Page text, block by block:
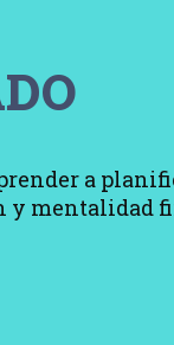
a
y mentalidad